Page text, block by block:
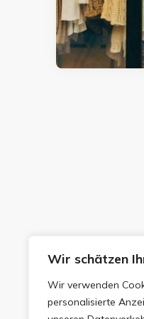
Wir schätzen
Wir verwenden
personalisierte